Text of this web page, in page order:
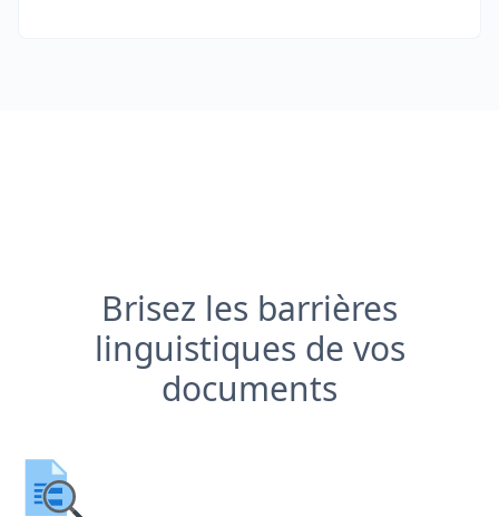
Brisez les barrières
linguistiques de vos
documents